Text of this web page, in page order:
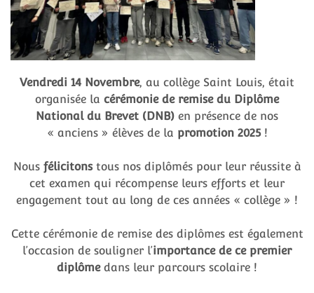
Vendredi 14 Novembre, au collège Saint Louis, était
organisée la cérémonie de remise du Diplôme
National du Brevet (DNB) en présence de nos
« anciens » élèves de la promotion 2025 !
Nousfélicitonstous nos diplômés pour leur réussite à
cet examen qui récompense leurs efforts et leur
engagement tout au long de ces années « collège » !
Cette cérémonie de remise des diplômes est également
l’occasion de souligner l’importance de ce premier
diplômedans leur parcours scolaire !